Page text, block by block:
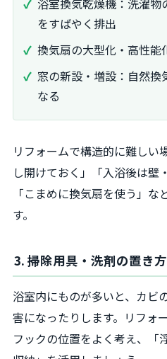
浴室換気乾燥機：洗濯
をすばやく排出
換気扇の大型化・高性能
窓の新設・増設：自然換
なる
リフォームで構造的に難しい
し開けておく」「入浴後は壁
「こまめに換気扇を使う」
す。
3. 掃除用具・洗剤の置き
浴室内にものが多いと、カビ
害になったりします。リフォ
フックの位置をよく考え、「